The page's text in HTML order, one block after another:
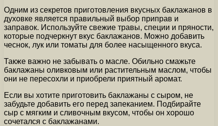
Одним из секретов приготовления вкусных баклажанов в
духовке является правильный выбор приправ и
заправок. Используйте свежие травы, специи и пряности,
которые подчеркнут вкус баклажанов. Можно добавить
чеснок, лук или томаты для более насыщенного вкуса.
Также важно не забывать о масле. Обильно смажьте
баклажаны оливковым или растительным маслом, чтобы
они не пересохли и приобрели приятный аромат.
Если вы хотите приготовить баклажаны с сыром, не
забудьте добавить его перед запеканием. Подбирайте
сыр с мягким и сливочным вкусом, чтобы он хорошо
сочетался с баклажанами.